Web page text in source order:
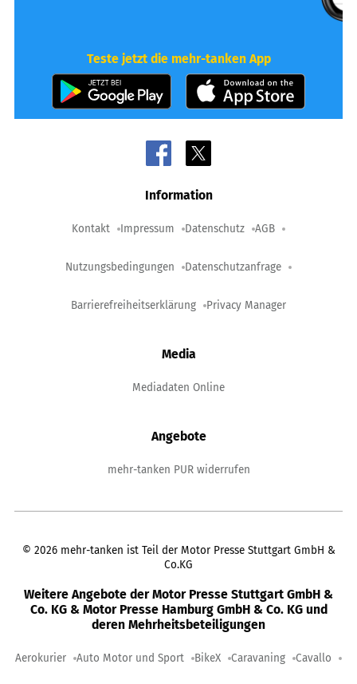
Teste jetzt die mehr-tanken App
Information
Kontakt Impressum Datenschutz AGB
Nutzungsbedingungen Datenschutzanfrage
Barrierefreiheitserklärung Privacy Manager
Media
Mediadaten Online
Angebote
mehr-tanken PUR widerrufen
© 2026 mehr-tanken ist Teil der Motor Presse Stuttgart GmbH &
Co.KG
Weitere Angebote der Motor Presse Stuttgart GmbH &
Co. KG & Motor Presse Hamburg GmbH & Co. KG und
deren Mehrheitsbeteiligungen
Aerokurier Auto Motor und Sport BikeX Caravaning Cavallo